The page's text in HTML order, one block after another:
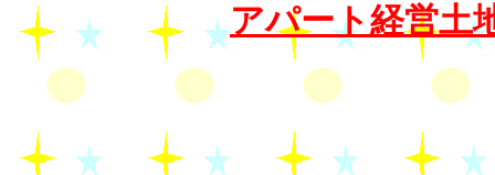
アパート経営土